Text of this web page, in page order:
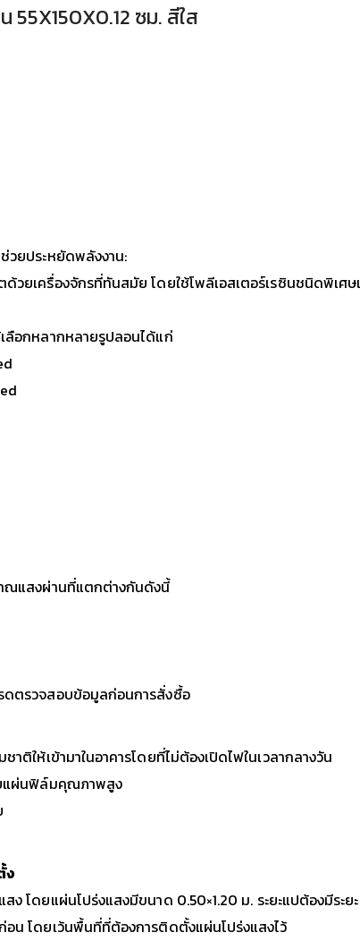
55X150X0.12 ซม. สีใส
วยประหยัดพลังงาน:
วยเครื่องจักรที่ทันสมัย โดยใช้โพลีเอสเตอร์เรซินชนิดพิ
ลือกหลากหลายรูปลอนได้แก่
ณแสงผ่านที่แตกต่างกันดังนี้
ดตรวจสอบข้อมูลก่อนการสั่งซื้อ
าติให้เข้ามาในอาคารโดยที่ไม่ต้องเปิดไฟในเวลากลางวัน
แผ่นฟิล์มคุณภาพสูง
ง
ง โดยแผ่นโปร่งแสงมีขนาด 0.50×1.20 ม. ระยะแปต้องมีระย
อน โดยเว้นพื้นที่ที่ต้องการติดตั้งแผ่นโปร่งแสงไว้